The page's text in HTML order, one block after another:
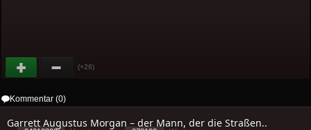
(+26)
Kommentar (0)
Garrett Augustus Morgan – der Mann, der die Straßen..